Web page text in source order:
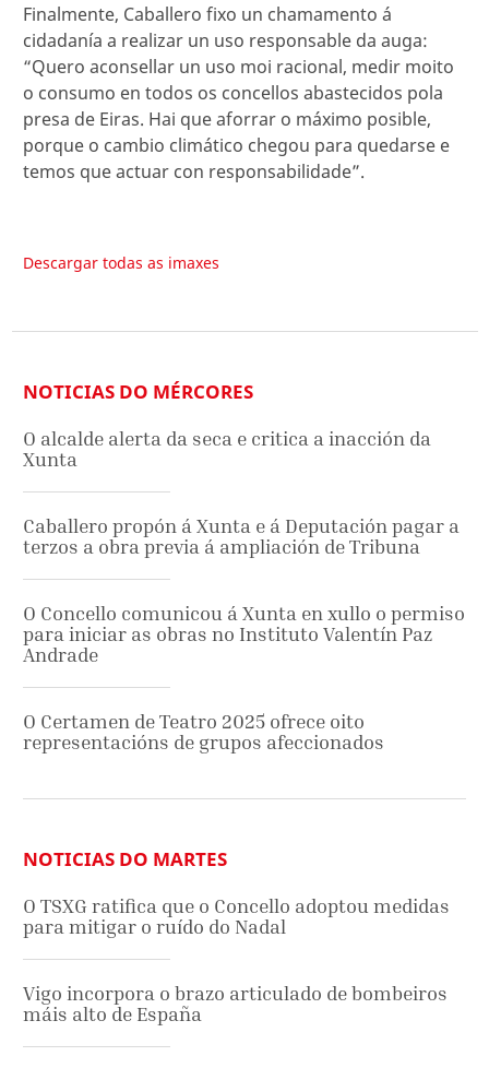
Finalmente, Caballero fixo un chamamento á
cidadanía a realizar un uso responsable da auga:
“Quero aconsellar un uso moi racional, medir moito
o consumo en todos os concellos abastecidos pola
presa de Eiras. Hai que aforrar o máximo posible,
porque o cambio climático chegou para quedarse e
temos que actuar con responsabilidade”.
Descargar todas as imaxes
NOTICIAS DO MÉRCORES
O alcalde alerta da seca e critica a inacción da
Xunta
Caballero propón á Xunta e á Deputación pagar a
terzos a obra previa á ampliación de Tribuna
O Concello comunicou á Xunta en xullo o permiso
para iniciar as obras no Instituto Valentín Paz
Andrade
O Certamen de Teatro 2025 ofrece oito
representacións de grupos afeccionados
NOTICIAS DO MARTES
O TSXG ratifica que o Concello adoptou medidas
para mitigar o ruído do Nadal
Vigo incorpora o brazo articulado de bombeiros
máis alto de España